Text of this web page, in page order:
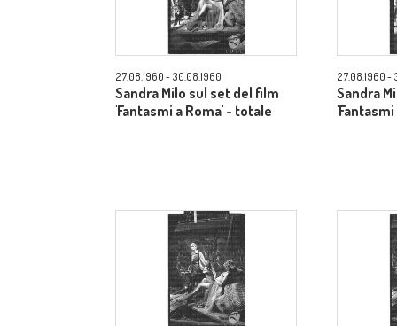
27.08.1960 - 30.08.1960
Sandra Milo sul set del film
'Fantasmi a Roma' - totale
27.08.1960 -
Sandra